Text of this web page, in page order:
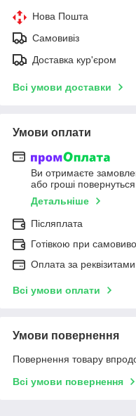
Нова Пошта
Самовивіз
Доставка кур'єром
Всі умови доставки
Умови оплати
Ви отримаєте
або гроші
Детальніше
Післяплата
Готівкою при
Оплата за реквізитами
Всі умови оплати
Умови повернення
Повернення товару
Всі умови повернення